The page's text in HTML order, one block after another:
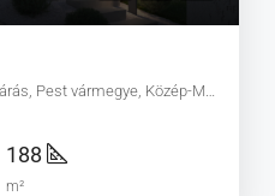
Diósd, Diósdliget, Diósd, Érdi járás, Pest vármegye, Közép-Magyarország, 2049, Magyarország
188
m²